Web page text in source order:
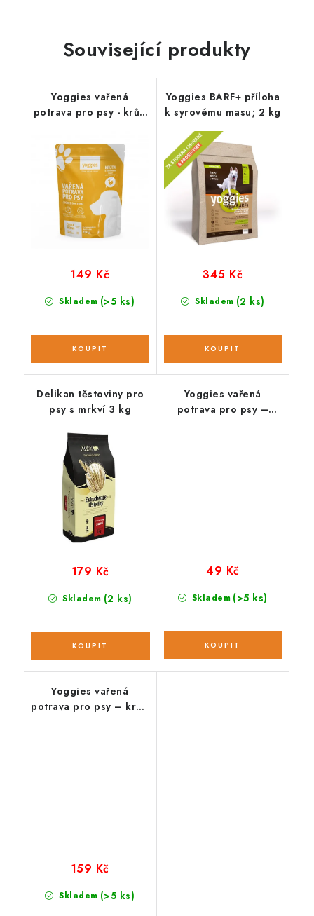
Související produkty
Yoggies vařená
potrava pro psy - krůtí
;650g
Skladem (>5 ks)
149 Kč
Yoggies BARF+ příloha
k syrovému masu; 2 kg
Skladem (2 ks)
345 Kč
Delikan těstoviny pro
psy s mrkví 3 kg
Skladem (2 ks)
179 Kč
Yoggies vařená
potrava pro psy –
Skladem (>5 ks)
49 Kč
Yoggies vařená
potrava pro psy – krůtí
Skladem (>5 ks)
159 Kč